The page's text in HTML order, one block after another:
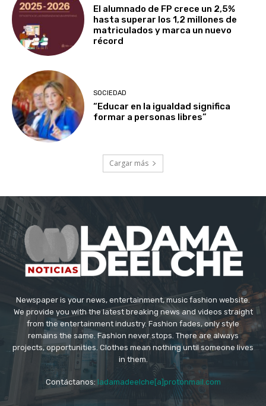
El alumnado de FP crece un 2,5%
hasta superar los 1,2 millones de
matriculados y marca un nuevo
récord
SOCIEDAD
“Educar en la igualdad significa
formar a personas libres”
Cargar más
Newspaper is your news, entertainment, music fashion website.
We provide you with the latest breaking news and videos straight
from the entertainment industry. Fashion fades, only style
remains the same. Fashion never stops. There are always
projects, opportunities. Clothes mean nothing until someone lives
in them.
Contáctanos: ladamadeelche[a]protonmail.com